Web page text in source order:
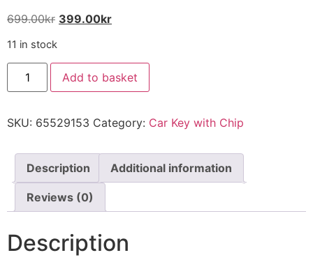
699.00kr 399.00kr
11 in stock
Add to basket
SKU: 65529153 Category: Car Key with Chip
Description Additional information
Reviews (0)
Description